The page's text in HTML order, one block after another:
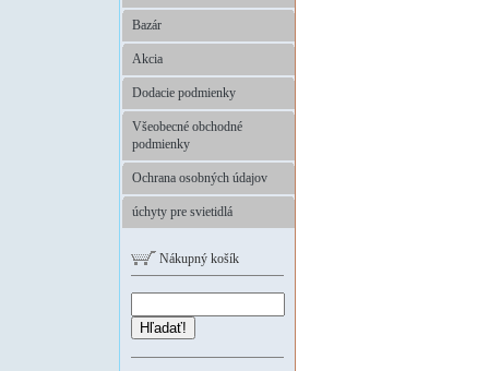
Bazár
Akcia
Dodacie podmienky
Všeobecné obchodné
podmienky
Ochrana osobných údajov
úchyty pre svietidlá
Nákupný košík
Hľadať!